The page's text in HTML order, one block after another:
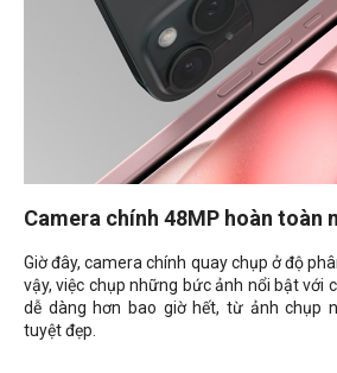
Camera chính 48MP hoàn toàn
Giờ đây, camera chính quay chụp ở độ
vậy, việc chụp những bức ảnh nổi bật với
dễ dàng hơn bao giờ hết, từ ảnh chụp
tuyệt đẹp.